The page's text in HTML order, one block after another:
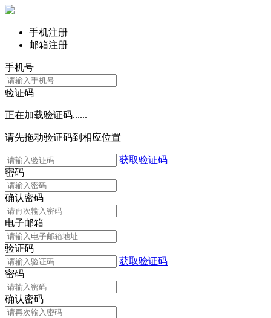
手机注册
邮箱注册
手机号
验证码
正在加载验证码......
请先拖动验证码到相应位置
获取验证码
密码
确认密码
电子邮箱
验证码
获取验证码
密码
确认密码